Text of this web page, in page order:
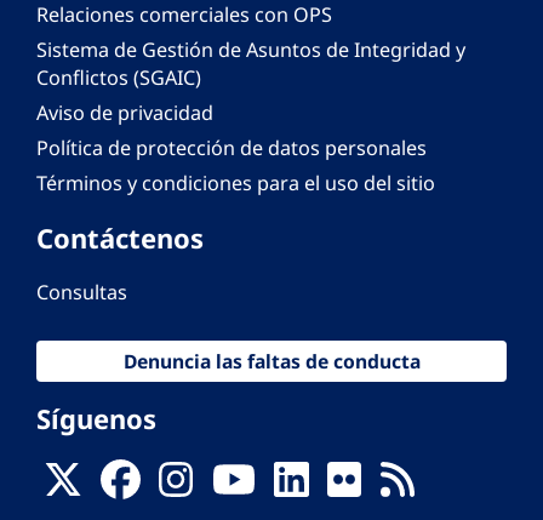
Relaciones comerciales con OPS
Sistema de Gestión de Asuntos de Integridad y
Conflictos (SGAIC)
Aviso de privacidad
Política de protección de datos personales
Términos y condiciones para el uso del sitio
Contáctenos
Consultas
Denuncia las faltas de conducta
Síguenos